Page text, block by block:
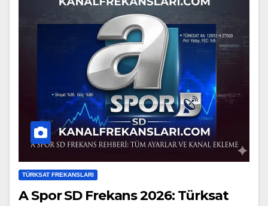
TÜRKSAT FREKANSLARI
A Spor SD Frekans 2026: Türksat